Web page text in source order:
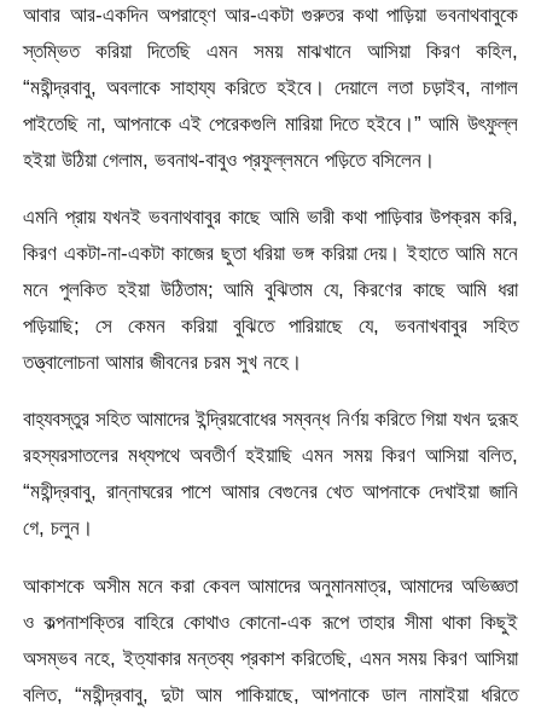
আবার আর-একদিন অপরাহ্ণে আর-একটা গুরুতর কথা পাড়িয়া ভবনাথবাবুকে
স্তম্ভিত করিয়া দিতেছি এমন সময় মাঝখানে আসিয়া কিরণ কহিল,
“মহীন্দ্রবাবু, অবলাকে সাহায্য করিতে হইবে। দেয়ালে লতা চড়াইব, নাগাল
পাইতেছি না, আপনাকে এই পেরেকগুলি মারিয়া দিতে হইবে।” আমি উৎফুল্ল
হইয়া উঠিয়া গেলাম, ভবনাথ-বাবুও প্রফুল্লমনে পড়িতে বসিলেন।
এমনি প্রায় যখনই ভবনাথবাবুর কাছে আমি ভারী কথা পাড়িবার উপক্রম করি,
কিরণ একটা-না-একটা কাজের ছুতা ধরিয়া ভঙ্গ করিয়া দেয়। ইহাতে আমি মনে
মনে পুলকিত হইয়া উঠিতাম; আমি বুঝিতাম যে, কিরণের কাছে আমি ধরা
পড়িয়াছি; সে কেমন করিয়া বুঝিতে পারিয়াছে যে, ভবনাখবাবুর সহিত
তত্ত্বালােচনা আমার জীবনের চরম সুখ নহে।
বাহ্যবস্তুর সহিত আমাদের ইন্দ্রিয়বােধের সম্বন্ধ নির্ণয় করিতে গিয়া যখন দুরূহ
রহস্যরসাতলের মধ্যপথে অবতীর্ণ হইয়াছি এমন সময় কিরণ আসিয়া বলিত,
“মহীন্দ্রবাবু, রান্নাঘরের পাশে আমার বেগুনের খেত আপনাকে দেখাইয়া জানি
গে, চলুন।
আকাশকে অসীম মনে করা কেবল আমাদের অনুমানমাত্র, আমাদের অভিজ্ঞতা
ও কল্পনাশক্তির বাহিরে কোথাও কোনাে-এক রূপে তাহার সীমা থাকা কিছুই
অসম্ভব নহে, ইত্যাকার মন্তব্য প্রকাশ করিতেছি, এমন সময় কিরণ আসিয়া
বলিত, “মহীন্দ্রবাবু, দুটা আম পাকিয়াছে, আপনাকে ডাল নামাইয়া ধরিতে